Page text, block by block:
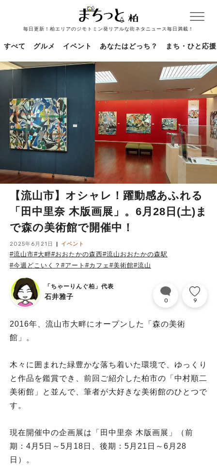
毎日更新！柏エリアのジモトミン発リアルな街ネタニュース毎日満載！
すべて グルメ イベント あなたはどっち？ まち・ひと応援
【流山市】オシャレ！躍動感あふれる
「田中里奈 木版画展」。6月28日(土)ま
で森の美術館で開催中！
2025年6月21日 イベント
#流山市#大畔#おおたかの森西#流山おおたかの森駅
#今週どこいく？ #アート #カフェ #美術館#流山
「ちゃーりんぐ柏」代表
石井雅子 0 9
2016年、流山市大畔にオープンした「森の美術
館」。
木々に囲まれた緑豊かな落ち着いた環境で、ゆっくり
と作品を鑑賞でき、前回ご紹介した柏市の「中村順二
美術館」と並んで、筆者が大好きな美術館のひとつで
す。
現在開催中の企画展は「田中里奈 木版画展」（前
期：4月5日～5月18日、後期：5月21日～6月28
日）。